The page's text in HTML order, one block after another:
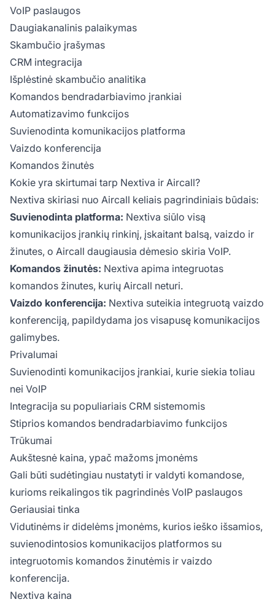
VoIP paslaugos
Daugiakanalinis palaikymas
Skambučio įrašymas
CRM integracija
Išplėstinė skambučio analitika
Komandos bendradarbiavimo įrankiai
Automatizavimo funkcijos
Suvienodinta komunikacijos platforma
Vaizdo konferencija
Komandos žinutės
Kokie yra skirtumai tarp Nextiva ir Aircall?
Nextiva skiriasi nuo Aircall keliais pagrindiniais būdais:
Suvienodinta platforma: Nextiva siūlo visą
komunikacijos įrankių rinkinį, įskaitant balsą, vaizdo ir
žinutes, o Aircall daugiausia dėmesio skiria VoIP.
Komandos žinutės: Nextiva apima integruotas
komandos žinutes, kurių Aircall neturi.
Vaizdo konferencija: Nextiva suteikia integruotą vaizdo
konferenciją, papildydama jos visapusę komunikacijos
galimybes.
Privalumai
Suvienodinti komunikacijos įrankiai, kurie siekia toliau
nei VoIP
Integracija su populiariais CRM sistemomis
Stiprios komandos bendradarbiavimo funkcijos
Trūkumai
Aukštesnė kaina, ypač mažoms įmonėms
Gali būti sudėtingiau nustatyti ir valdyti komandose,
kurioms reikalingos tik pagrindinės VoIP paslaugos
Geriausiai tinka
Vidutinėms ir didelėms įmonėms, kurios ieško išsamios,
suvienodintosios komunikacijos platformos su
integruotomis komandos žinutėmis ir vaizdo
konferencija.
Nextiva kaina